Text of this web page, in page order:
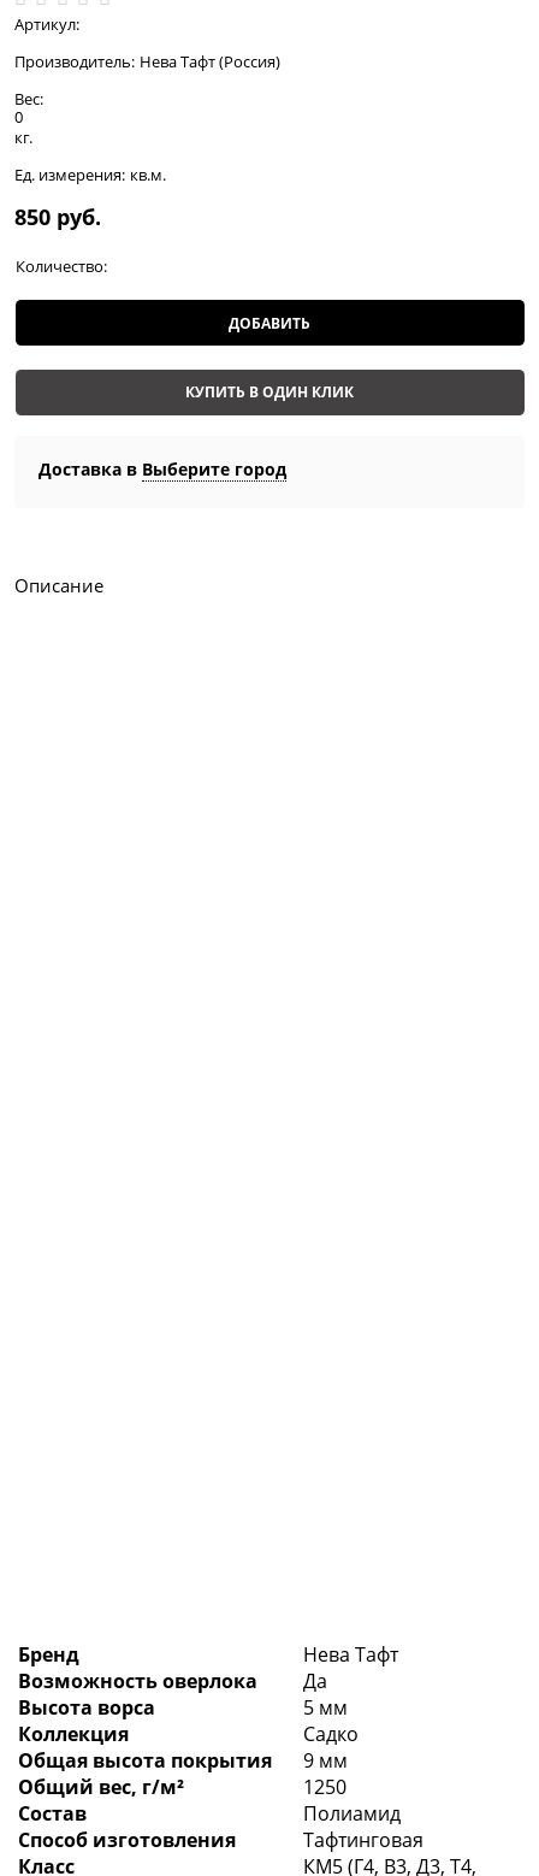
Артикул:
Производитель: Нева Тафт (Россия)
Вес:
0
кг.
Ед. измерения: кв.м.
850 руб.
Количество:
ДОБАВИТЬ
КУПИТЬ В ОДИН КЛИК
Доставка в Выберите город
Описание
Бренд
Нева Тафт
Возможность оверлока
Да
Высота ворса
5 мм
Коллекция
Садко
Общая высота покрытия
9 мм
Общий вес, г/м²
1250
Состав
Полиамид
Способ изготовления
Тафтинговая
Класс
КМ5 (Г4, В3, Д3, Т4,